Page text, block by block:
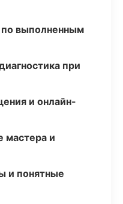
выполненным
при
и онлайн-
мастера и
и понятные